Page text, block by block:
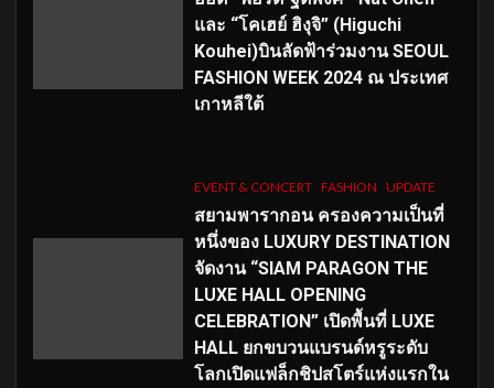
และ “โคเฮย์ ฮิงุจิ” (Higuchi
Kouhei)บินลัดฟ้าร่วมงาน SEOUL
FASHION WEEK 2024 ณ ประเทศ
เกาหลีใต้
EVENT & CONCERT FASHION UPDATE
สยามพารากอน ครองความเป็นที่
หนึ่งของ LUXURY DESTINATION
จัดงาน “SIAM PARAGON THE
LUXE HALL OPENING
CELEBRATION” เปิดพื้นที่ LUXE
HALL ยกขบวนแบรนด์หรูระดับ
โลกเปิดแฟล็กชิปสโตร์แห่งแรกใน